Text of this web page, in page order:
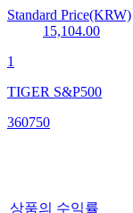
Standard Price(KRW)
15,104.00
1
TIGER S&P500
360750
상품의 수익률